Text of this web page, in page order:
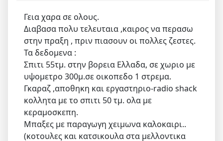
Γεια χαρα σε ολους.
Διαβασα πολυ τελευταια ,καιρος να περασω
στην πραξη , πριν πιασουν οι πολλες ζεστες.
Τα δεδομενα :
Σπιτι 55τμ. στην βορεια Ελλαδα, σε χωριο με
υψομετρο 300μ.σε οικοπεδο 1 στρεμα.
Γκαραζ ,αποθηκη και εργαστηριο-radio shack
κολλητα με το σπιτι 50 τμ. ολα με
κεραμοσκεπη.
Μπαξες με παραγωγη χειμωνα καλοκαιρι..
(κοτουλες και κατσικουλα στα μελλοντικα